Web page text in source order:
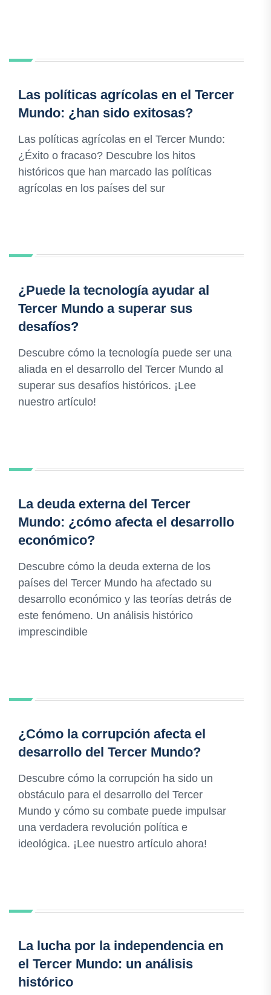
Las políticas agrícolas en el Tercer
Mundo: ¿han sido exitosas?
Las políticas agrícolas en el Tercer Mundo:
¿Éxito o fracaso? Descubre los hitos
históricos que han marcado las políticas
agrícolas en los países del sur
¿Puede la tecnología ayudar al
Tercer Mundo a superar sus
desafíos?
Descubre cómo la tecnología puede ser una
aliada en el desarrollo del Tercer Mundo al
superar sus desafíos históricos. ¡Lee
nuestro artículo!
La deuda externa del Tercer
Mundo: ¿cómo afecta el desarrollo
económico?
Descubre cómo la deuda externa de los
países del Tercer Mundo ha afectado su
desarrollo económico y las teorías detrás de
este fenómeno. Un análisis histórico
imprescindible
¿Cómo la corrupción afecta el
desarrollo del Tercer Mundo?
Descubre cómo la corrupción ha sido un
obstáculo para el desarrollo del Tercer
Mundo y cómo su combate puede impulsar
una verdadera revolución política e
ideológica. ¡Lee nuestro artículo ahora!
La lucha por la independencia en
el Tercer Mundo: un análisis
histórico